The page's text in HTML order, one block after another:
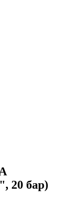
20 бар)